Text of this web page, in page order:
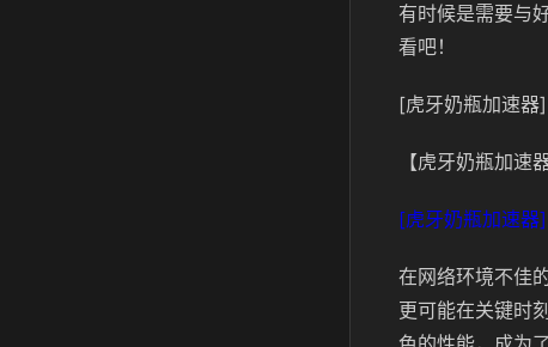
有时候是需要与
看吧！
[虎牙奶瓶加速器]
【虎牙奶瓶加速
[虎牙奶瓶加速器]
在网络环境不佳
更可能在关键时